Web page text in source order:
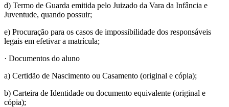
d) Termo de Guarda emitida pelo Juizado da Vara da Infância e
Juventude, quando possuir;
e) Procuração para os casos de impossibilidade dos responsáveis
legais em efetivar a matrícula;
· Documentos do aluno
a) Certidão de Nascimento ou Casamento (original e cópia);
b) Carteira de Identidade ou documento equivalente (original e
cópia);